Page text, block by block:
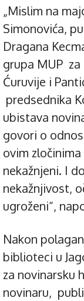
„Mislim na
Simonovića,
Dragana
grupa MUP za
Ćuruvije i
predsednika
ubistava
govori o
ovim
nekažnjeni. I
nekažnjivost,
ugroženi“,
Nakon
biblioteci u
za novinarsku
novinaru,